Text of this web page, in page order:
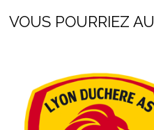
VOUS POURRIEZ